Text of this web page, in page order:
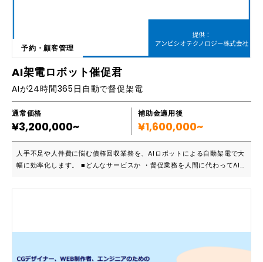
予約・顧客管理
AI架電ロボット催促君
AIが24時間365日自動で督促架電
通常価格
¥3,200,000~
補助金適用後
¥1,600,000~
人手不足や人件費に悩む債権回収業務を、AIロボットによる自動架電で大
幅に効率化します。 ■どんなサービスか ・督促業務を人間に代わってAI
だけで、AIが対象者へ順次電話をかけ、その結果を自動で日報にまとめま
ず、設定したスケジュール通りに稼働し続けます。 ・安心の導入プロセ
ス： 1ヶ月間のテスト稼働と2度の修正期間を経てから本稼働を判断でき